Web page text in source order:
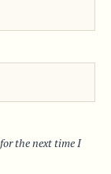
the next time I